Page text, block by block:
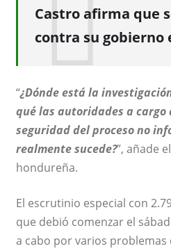
Castro afirma que
contra su gobierno
“¿Dónde está la
qué las autoridades a cargo
seguridad del proceso no
realmente sucede?”, añade
hondureña.
El escrutinio especial con
que debió comenzar el
a cabo por varios problemas